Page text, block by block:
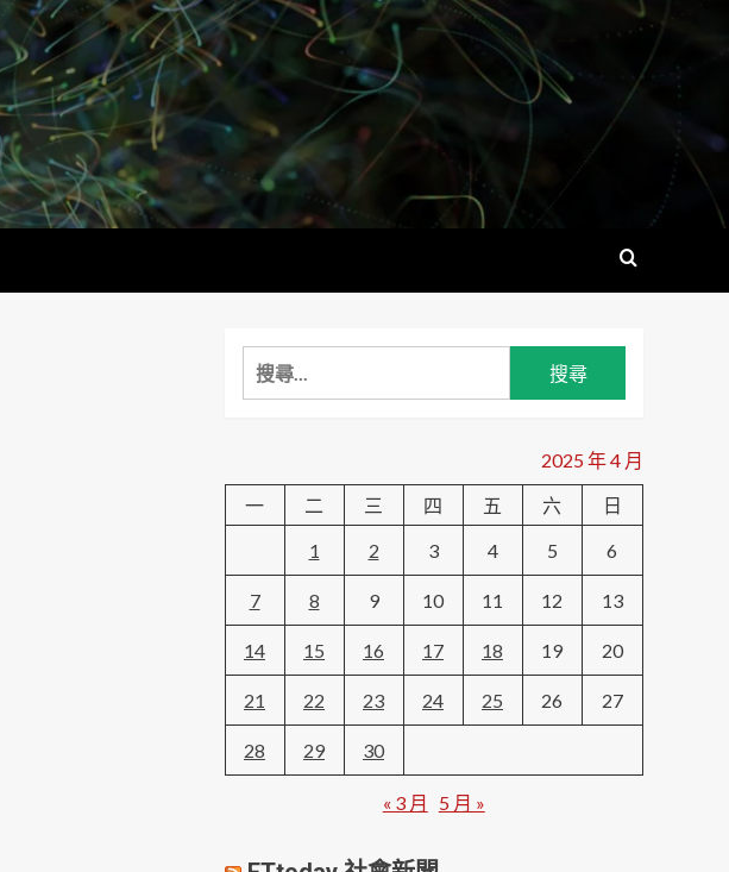
搜
尋
字:
2025 年 4 月
一
二 三 四 五 六
日
1
2 3 4 5 6
7 8 9 10 11 12 13
14 15 16 17 18 19 20
21 22 23 24 25 26 27
28 29 30
« 3 月 5 月 »